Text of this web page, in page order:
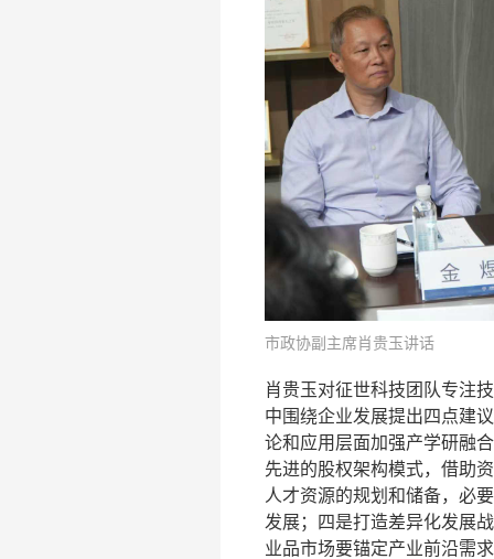
市政协副主席肖贵玉讲话
肖贵玉对征世科技团队专注
中围绕企业发展提出四点建
论和应用层面加强产学研融
先进的股权架构模式，借助
人才资源的规划和储备，必
发展；四是打造差异化发展
业品市场要锚定产业前沿需